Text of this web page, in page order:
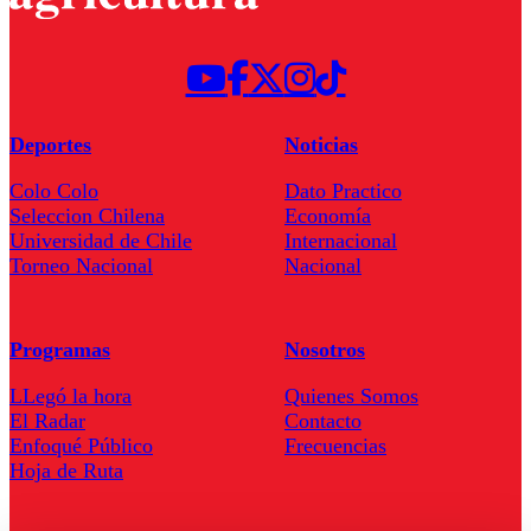
Deportes
Colo Colo
Seleccion Chilena
Universidad de Chile
Torneo Nacional
Noticias
Dato Practico
Economía
Internacional
Nacional
Programas
LLegó la hora
El Radar
Enfoqué Público
Hoja de Ruta
Nosotros
Quienes Somos
Contacto
Frecuencias